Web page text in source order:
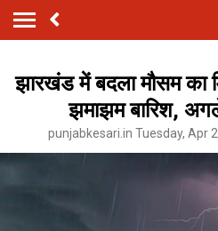
झारखंड में बदला मौसम का
झमाझम बारिश,
punjabkesari.in Tuesday, Apr